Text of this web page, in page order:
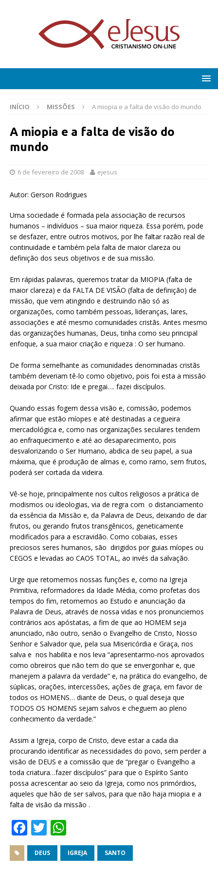
INÍCIO MISSÕES A miopia e a falta de visão do mundo
A miopia e a falta de visão do
mundo
6 de fevereiro de 2008 ejesus
Autor: Gerson Rodrigues
Uma sociedade é formada pela associação de recursos
humanos – indivíduos – sua maior riqueza. Essa porém, pode
se desfazer, entre outros motivos, por lhe faltar razão real de
continuidade e também pela falta de maior clareza ou
definição dos seus objetivos e de sua missão.
Em rápidas palavras, queremos tratar da MIOPIA (falta de
maior clareza) e da FALTA DE VISÃO (falta de definição) de
missão, que vem atingindo e destruindo não só as
organizações, como também pessoas, lideranças, lares,
associações e até mesmo comunidades cristãs. Antes mesmo
das organizações humanas, Deus, tinha como seu principal
enfoque, a sua maior criação e riqueza : O ser humano.
De forma semelhante as comunidades denominadas cristãs
também deveriam tê-lo como objetivo, pois foi esta a missão
deixada por Cristo: Ide e pregai…. fazei discípulos.
Quando essas fogem dessa visão e, comissão, podemos
afirmar que estão míopes e até destinadas a cegueira
mercadológica e, como nas organizações seculares tendem
ao enfraquecimento e até ao desaparecimento, pois
desvalorizando o Ser Humano, abdica de seu papel, a sua
máxima, que é produção de almas e, como ramo, sem frutos,
poderá ser cortada da videira.
Vê-se hoje, principalmente nos cultos religiosos a prática de
modismos ou ideologias, via de regra com o distanciamento
da essência da Missão e, da Palavra de Deus, deixando de dar
frutos, ou gerando frutos transgênicos, geneticamente
modificados para a escravidão. Como cobaias, esses
preciosos seres humanos, são dirigidos por guias míopes ou
CEGOS e levadas ao CAOS TOTAL, ao invés da salvação.
Urge que retomemos nossas funções e, como na Igreja
Primitiva, reformadores da Idade Média, como profetas dos
tempos do fim, retomemos ao Estudo e anunciação da
Palavra de Deus, através de nossa vidas e nos pronunciemos
contrários aos apóstatas, a fim de que ao HOMEM seja
anunciado, não outro, senão o Evangelho de Cristo, Nosso
Senhor e Salvador que, pela sua Misericórdia e Graça, nos
salva e nos habilita e nos leva “apresentarmo-nos aprovados
como obreiros que não tem do que se envergonhar e, que
manejem a palavra da verdade” e, na prática do evangelho, de
súplicas, orações, intercessões, ações de graça, em favor de
todos os HOMENS… diante de Deus, o qual deseja que
TODOS OS HOMENS sejam salvos e cheguem ao pleno
conhecimento da verdade.”
Assim a Igreja, corpo de Cristo, deve estar a cada dia
procurando identificar as necessidades do povo, sem perder a
visão de DEUS e a comissão que de “pregar o Evangelho a
toda criatura…fazer discípulos” para que o Espírito Santo
possa acrescentar ao seio da Igreja, como nos primórdios,
aqueles que hão de ser salvos, para que não haja miopia e a
falta de visão da missão .
F
a
c
T
w
it
h
at
DEUS IGREJA SANTO